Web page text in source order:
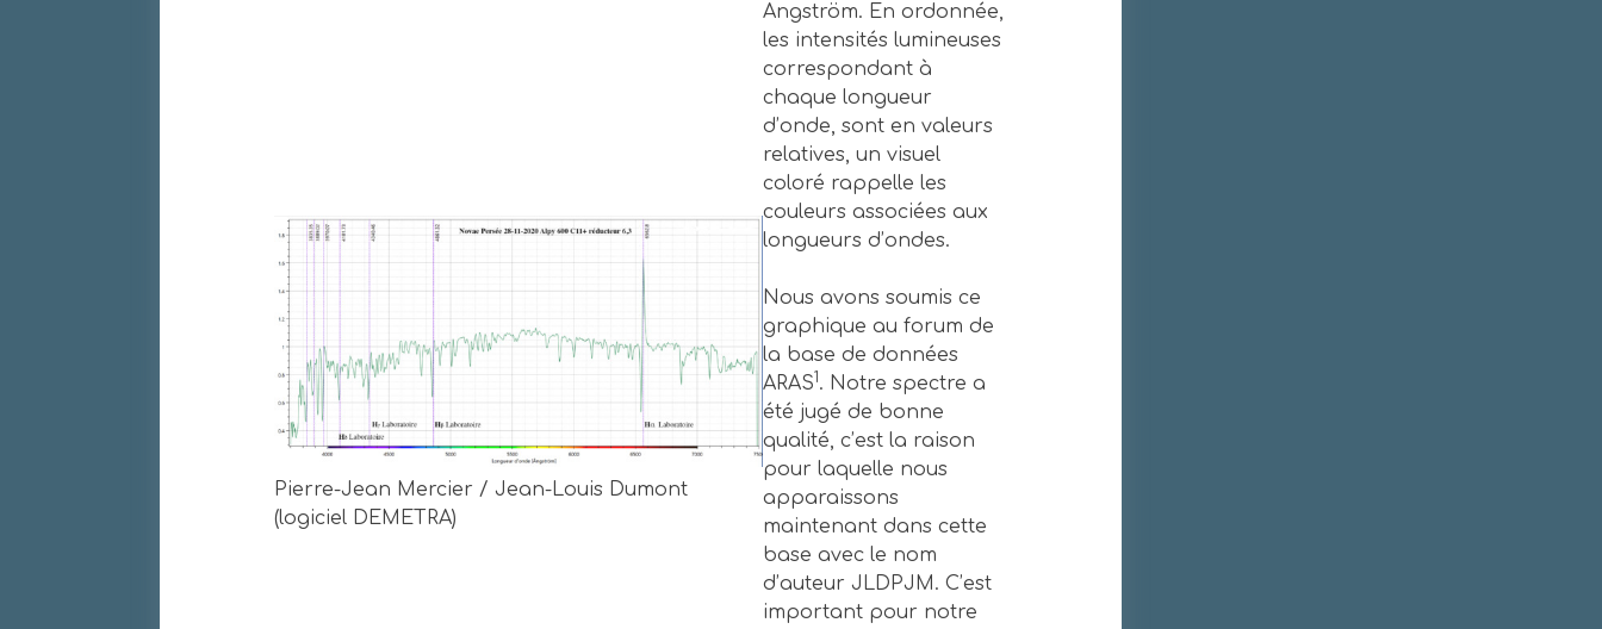
Pierre-Jean Mercier / Jean-Louis Dumont
(logiciel DEMETRA)
Angström. En ordonnée,
les intensités lumineuses
correspondant à
chaque longueur
d’onde, sont en valeurs
relatives, un visuel
coloré rappelle les
couleurs associées aux
longueurs d’ondes.
Nous avons soumis ce
graphique au forum de
la base de données
ARAS1. Notre spectre a
été jugé de bonne
qualité, c’est la raison
pour laquelle nous
apparaissons
maintenant dans cette
base avec le nom
d’auteur JLDPJM. C’est
important pour notre